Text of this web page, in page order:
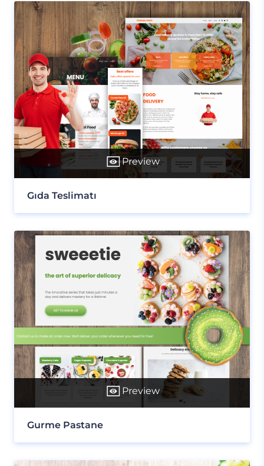
Preview
Gıda Teslimatı
Preview
Gurme Pastane